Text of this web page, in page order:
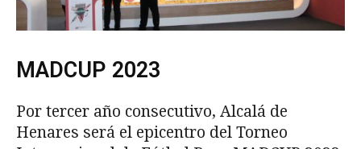
MADCUP 2023
Por tercer año consecutivo, Alcalá de
Henares será el epicentro del Torneo